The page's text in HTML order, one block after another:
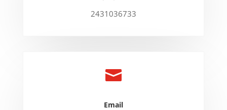
2431036733

Email